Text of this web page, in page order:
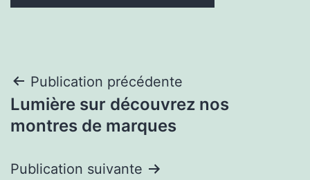
Navigation
de
Publication précédente
Lumière sur découvrez nos
montres de marques
Publication suivante